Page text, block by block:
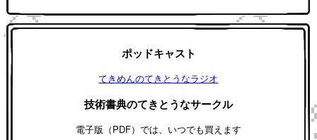
ポッドキャスト
てきめんのてきとうなラジオ
技術書典のてきとうなサークル
電子版（PDF）では、いつでも買えます